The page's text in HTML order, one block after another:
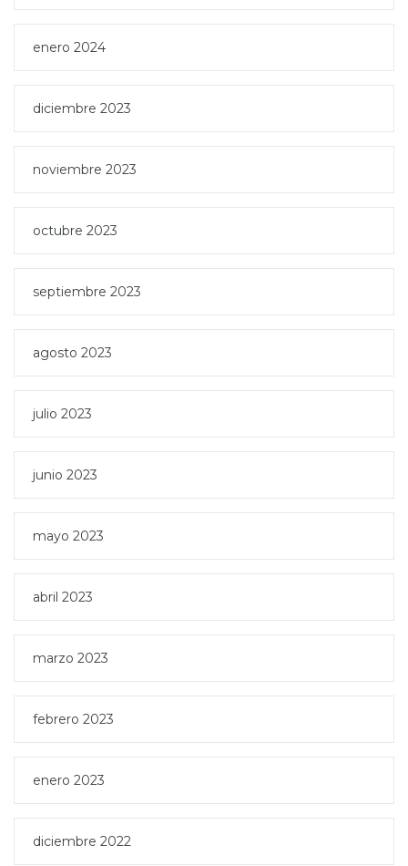
enero 2024
diciembre 2023
noviembre 2023
octubre 2023
septiembre 2023
agosto 2023
julio 2023
junio 2023
mayo 2023
abril 2023
marzo 2023
febrero 2023
enero 2023
diciembre 2022